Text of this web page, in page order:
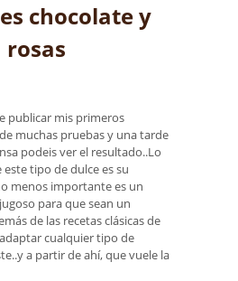
chocolate y
rosas
publicar mis primeros
muchas pruebas y una tarde
podeis ver el resultado..Lo
tipo de dulce es su
menos importante es un
para que sean un
de las recetas clásicas de
cualquier tipo de
a partir de ahí, que vuele la